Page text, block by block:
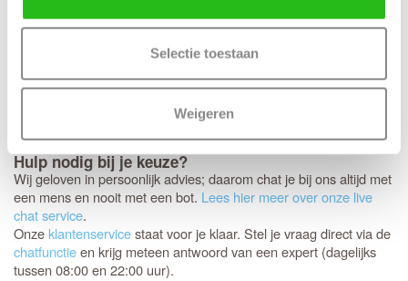
Selectie toestaan
Weigeren
Jouw nieuwe Svedex deuren worden als een persoonlijk pakket
speciaal voor jou samengesteld. Omdat het om dit specifieke
maatwerk gaat, is het niet mogelijk om de deuren te ruilen,
keerextra goedof de afmetingen, kleur en uitvoering helemaal
Hulp nodig bij je keuze?
Wij geloven in persoonlijk advies; daarom chat je bij ons altijd met
een mens en nooit met een bot. Lees hier meer over onze live
chat service.
Onzeklantenservicestaat voor je klaar. Stel je vraag direct via de
chatfunctieen krijg meteen antwoord van een expert (dagelijks
tussen 08:00 en 22:00 uur).